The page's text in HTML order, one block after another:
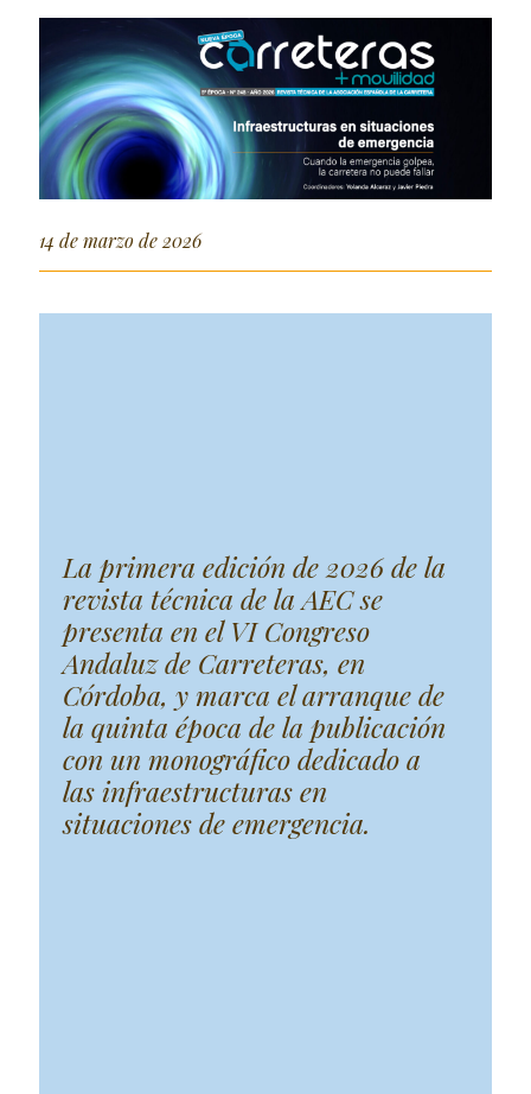
14 de marzo de 2026
La primera edición de 2026 de la
revista técnica de la AEC se
presenta en el VI Congreso
Andaluz de Carreteras, en
Córdoba, y marca el arranque de
la quinta época de la publicación
con un monográfico dedicado a
las infraestructuras en
situaciones de emergencia.